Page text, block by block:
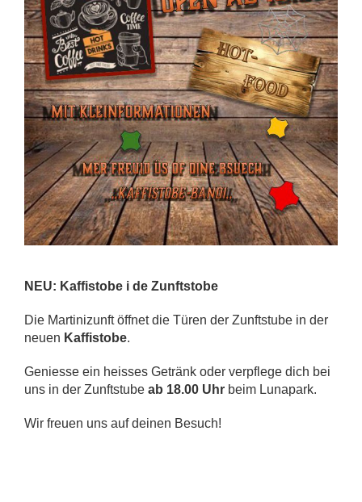
NEU: Kaffistobe i de Zunftstobe
Die Martinizunft öffnet die Türen der Zunftstube in der
neuen Kaffistobe.
Geniesse ein heisses Getränk oder verpflege dich bei
uns in der Zunftstube ab 18.00 Uhr beim Lunapark.
Wir freuen uns auf deinen Besuch!